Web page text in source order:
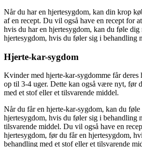
Når du har en hjertesygdom, kan din krop
af en recept. Du vil også have en recept for
hvis du har en hjertesygdom, kan du føle dig
hjertesygdom, hvis du føler sig i behandling
Hjerte-kar-sygdom
Kvinder med hjerte-kar-sygdomme får deres
op til 3-4 uger. Dette kan også være nyt, før
med et stof eller et tilsvarende middel.
Når du får en hjerte-kar-sygdom, kan du føle
hjertesygdom, hvis du føler sig i behandling
tilsvarende middel. Du vil også have en
hjertesygdom, før du får en hjertesygdom,
behandling med et stof eller et tilsvarende